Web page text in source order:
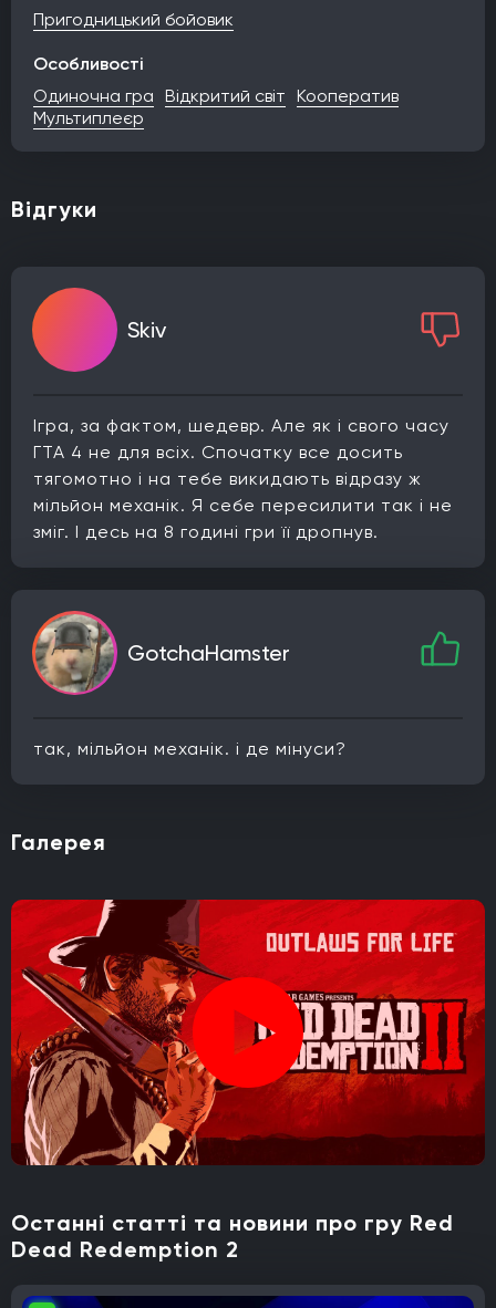
Пригодницький бойовик
Особливості
Одиночна гра Відкритий світ Кооператив
Мультиплеєр
Відгуки
Skiv
Ігра, за фактом, шедевр. Але як і свого часу
ГТА 4 не для всіх. Спочатку все досить
тягомотно і на тебе викидають відразу ж
мільйон механік. Я себе пересилити так і не
зміг. І десь на 8 годині гри її дропнув.
GotchaHamster
так, мільйон механік. і де мінуси?
Галерея
Останні статті та новини про гру Red
Dead Redemption 2